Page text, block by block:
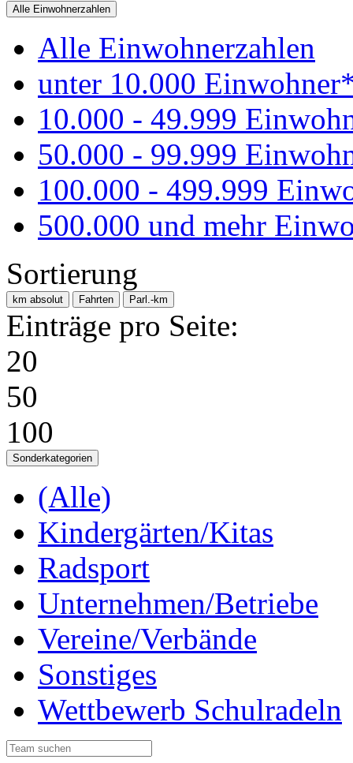
Alle Einwohnerzahlen
Alle Einwohnerzahlen
unter 10.000
10.000 - 49.999
50.000 - 99.999
100.000 - 499.999
500.000 und mehr
Sortierung
km absolut Fahrten Parl.-km
Einträge pro Seite:
20
50
100
Sonderkategorien
(Alle)
Kindergärten/Kitas
Radsport
Unternehmen/Betriebe
Vereine/Verbände
Sonstiges
Wettbewerb Schulradeln